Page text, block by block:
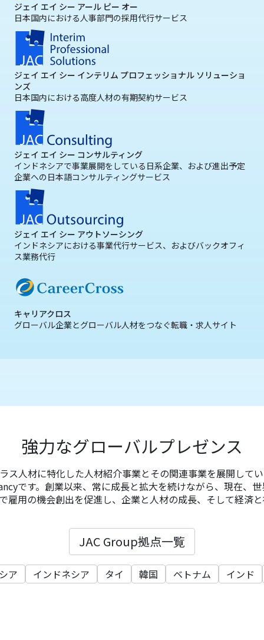
ジェイ エイ シー アール ピー オー
日本国内における人事部門の採用代行サービス
ジェイ エイ シー インテリム プロフェッショナル ソリューショ
ンズ
日本国内における高度人材の有期契約サービス
ジェイ エイ シー コンサルティング
インドネシアで事業展開をしている日系企業、および進出予定
企業への日本語コンサルティングサービス
ジェイ エイ シー アウトソーシング
インドネシアにおける事業代行サービス、およびバックオフィ
ス業務代行
キャリアクロス
グローバル企業とグローバル人材をつなぐ転職・求人サイト
強力なグローバルプレゼンス
ス人材に特化した人材紹介事業とその関連事業を展開して
です。創業以来、常に成長と拡大を続けながら、現在、
雇用の機会創出を促進し、企業と人材の成長、そして経済
JAC Group拠点一覧
ア インドネシア タイ 韓国 ベトナム インド